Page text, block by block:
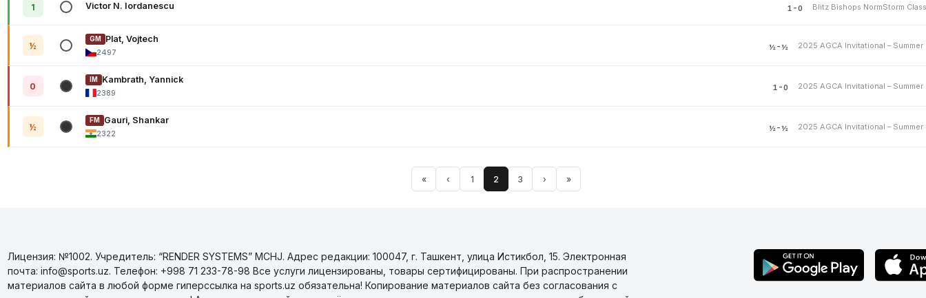
1 Victor N. Iordanescu 1-0 Blitz Bishops NormStorm
½
GM Plat, Vojtech
2497
½-½
0
IM Kambrath, Yannick
2389
1-0
½
FM Gauri, Shankar
2322
½-½
« ‹ 1 2 3 › »
Лицензия: №1002. Учредитель: “RENDER SYSTEMS” MCHJ. Адрес редакции: 100047, г. Ташкент, улица Истикбол, 15. Электронная
почта: info@sports.uz. Телефон: +998 71 233-78-98 Все услуги лицензированы, товары сертифицированы. При распространении
материалов сайта в любой форме гиперссылка на sports.uz обязательна! Копирование материалов сайта без согласования с